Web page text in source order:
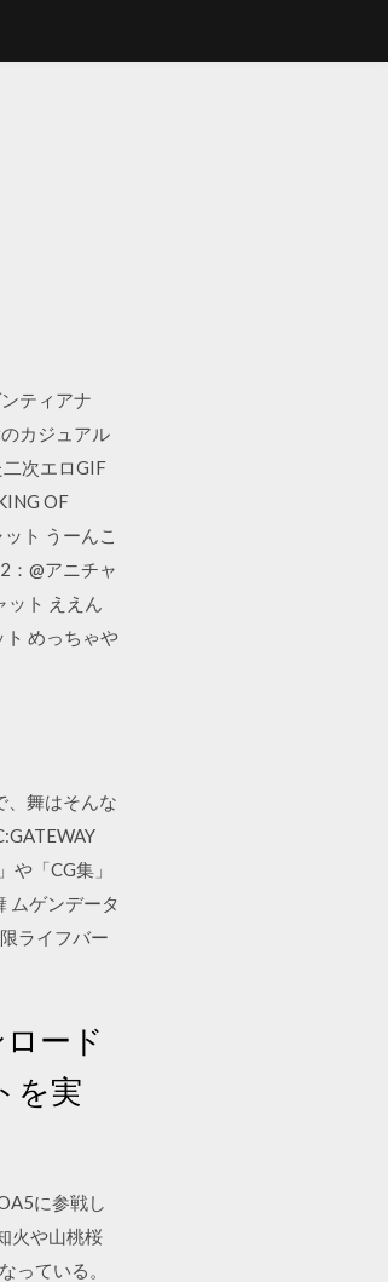
ティアナ
カジュアル
次エロGIF
OF
ト うーんこ
：@アニチャ
ット ええん
めっちゃや
、舞はそんな
「CG集」
ムゲンデータ
ライフバー
ード
を実
に参戦し
火や山桃桜
っている。